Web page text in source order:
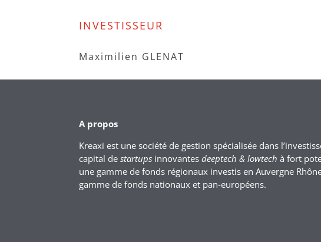
INVESTISSEUR
Maximilien GLENAT
A propos
Kreaxi est une société de gestion spécialisée dans
capital destartups innovantesdeeptech & lowtech à fort
une gamme de fonds régionaux investis en Auvergne
gamme de fonds nationaux et pan-européens.